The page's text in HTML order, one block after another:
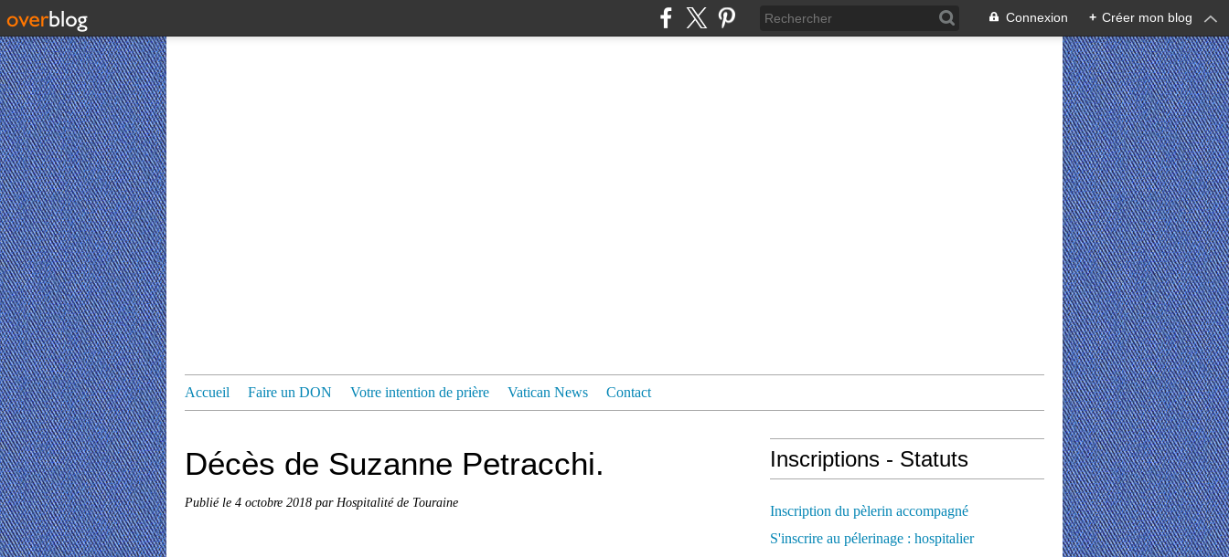
Connexion + Créer mon blog
Accueil Faire un DON Votre intention de prière Vatican News Contact
Décès de Suzanne Petracchi.
Publié le 4 octobre 2018 par Hospitalité de Touraine
Inscriptions - Statuts
Inscription du pèlerin accompagné
S'inscrire au pélerinage : hospitalier